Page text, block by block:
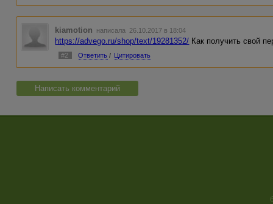
kiamotion написала 26.10.2017 в 18:04
https://advego.ru/shop/text/19281352/ Как получить свой
#2 Ответить / Цитировать
Написать комментарий